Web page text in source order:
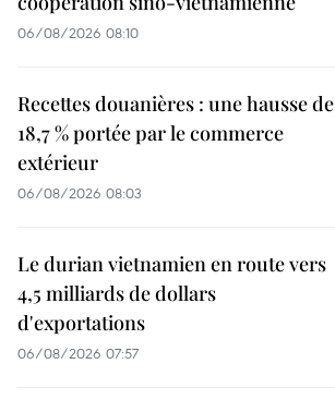
06/08/2026 08:10
Recettes douanières : une hausse de
18,7 % portée par le commerce
extérieur
06/08/2026 08:03
Le durian vietnamien en route vers
4,5 milliards de dollars
d'exportations
06/08/2026 07:57